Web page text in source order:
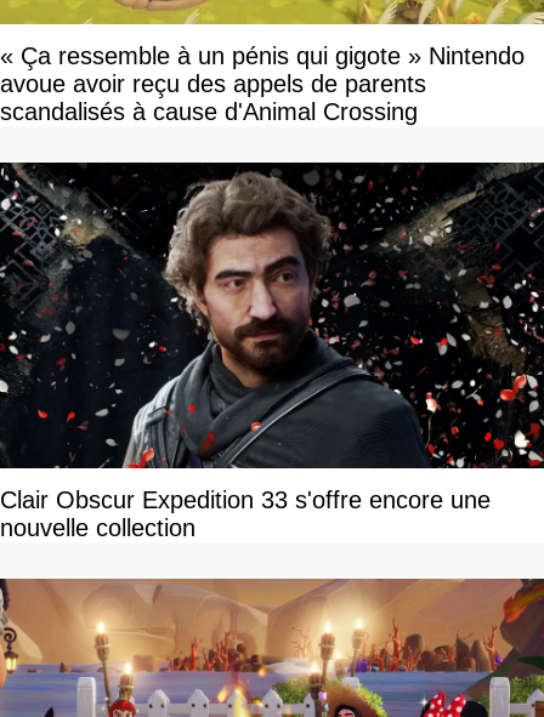
« Ça ressemble à un pénis qui gigote » Nintendo
avoue avoir reçu des appels de parents
scandalisés à cause d'Animal Crossing
Clair Obscur Expedition 33 s'offre encore une
nouvelle collection